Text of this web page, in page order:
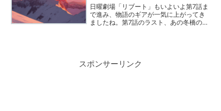
日曜劇場「リブート」もいよいよ第7話ま
で進み、物語のギアが一気に上がってき
ましたね。第7話のラスト、あの冬橋の絶
スポンサーリンク